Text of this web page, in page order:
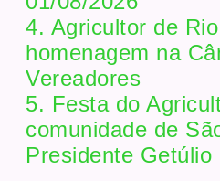
4. Agricultor de
homenagem na
Vereadores
5. Festa do
comunidade de
Presidente Getúlio